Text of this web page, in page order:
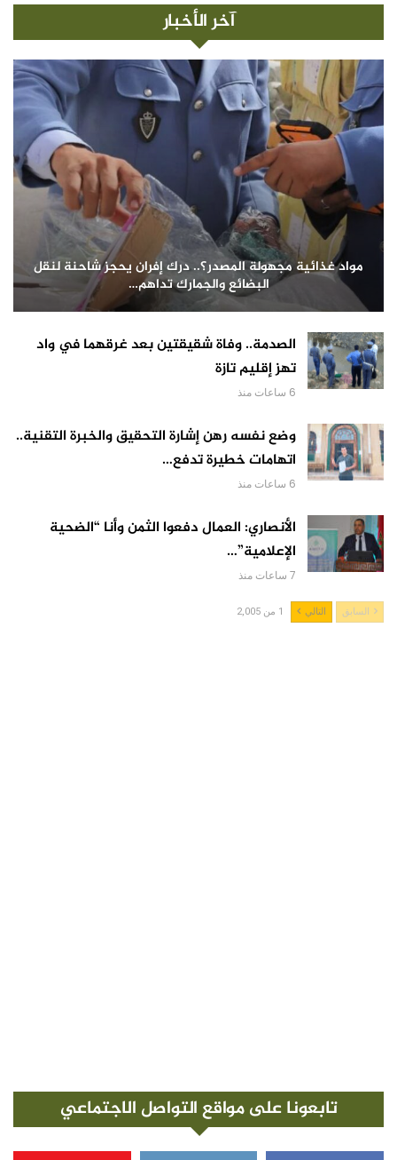
آخر الأخبار
مواد غذائية مجهولة المصدر؟.. درك إفران يحجز شاحنة لنقل
البضائع والجمارك تداهم…
الصدمة.. وفاة شقيقتين بعد غرقهما في واد
تهز إقليم تازة
6 ساعات منذ
وضع نفسه رهن إشارة التحقيق والخبرة التقنية..
اتهامات خطيرة تدفع…
6 ساعات منذ
الأنصاري: العمال دفعوا الثمن وأنا “الضحية
الإعلامية”…
7 ساعات منذ
السابق التالي 1 من 2,005
تابعونا على مواقع التواصل الاجتماعي